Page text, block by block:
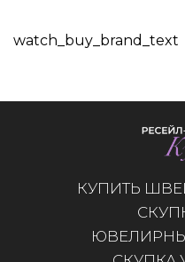
watch_buy_brand_text
КУПИТЬ